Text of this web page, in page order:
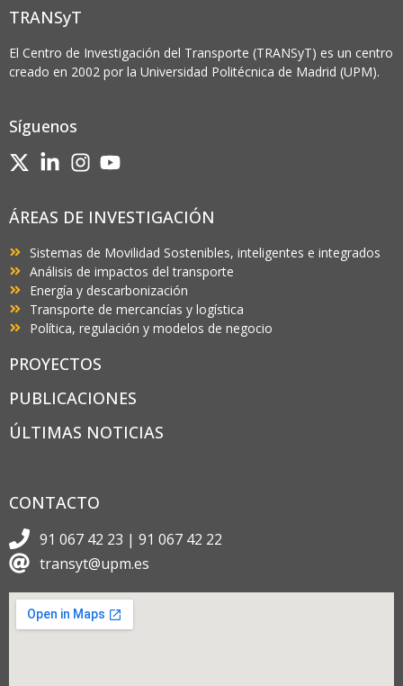
TRANSyT
El Centro de Investigación del Transporte (TRANSyT) es un centro
creado en 2002 por la Universidad Politécnica de Madrid (UPM).
Síguenos
ÁREAS DE INVESTIGACIÓN
Sistemas de Movilidad Sostenibles, inteligentes e integrados
Análisis de impactos del transporte
Energía y descarbonización
Transporte de mercancías y logística
Política, regulación y modelos de negocio
PROYECTOS
PUBLICACIONES
ÚLTIMAS NOTICIAS
CONTACTO
91 067 42 23 | 91 067 42 22
transyt@upm.es